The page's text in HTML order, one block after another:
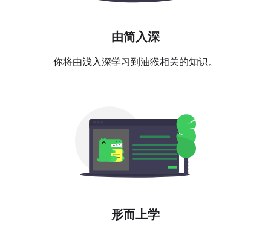
由简入深
你将由浅入深学习到油猴相关的知识。
形而上学